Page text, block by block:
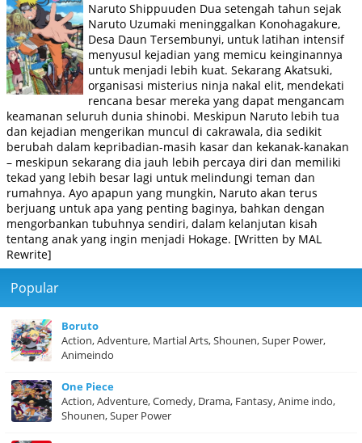
Naruto Shippuuden Dua setengah tahun sejak
Naruto Uzumaki meninggalkan Konohagakure,
Desa Daun Tersembunyi, untuk latihan intensif
menyusul kejadian yang memicu keinginannya
untuk menjadi lebih kuat. Sekarang Akatsuki,
organisasi misterius ninja nakal elit, mendekati
rencana besar mereka yang dapat mengancam
keamanan seluruh dunia shinobi. Meskipun Naruto lebih tua
dan kejadian mengerikan muncul di cakrawala, dia sedikit
berubah dalam kepribadian-masih kasar dan kekanak-kanakan
– meskipun sekarang dia jauh lebih percaya diri dan memiliki
tekad yang lebih besar lagi untuk melindungi teman dan
rumahnya. Ayo apapun yang mungkin, Naruto akan terus
berjuang untuk apa yang penting baginya, bahkan dengan
mengorbankan tubuhnya sendiri, dalam kelanjutan kisah
tentang anak yang ingin menjadi Hokage. [Written by MAL
Rewrite]
Popular
Boruto
Action, Adventure, Martial Arts, Shounen, Super Power,
Animeindo
One Piece
Action, Adventure, Comedy, Drama, Fantasy, Anime indo,
Shounen, Super Power